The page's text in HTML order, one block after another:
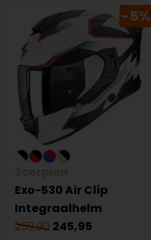
-5%
Exo-530 Air Clip
Integraalhelm
259,90 245,95